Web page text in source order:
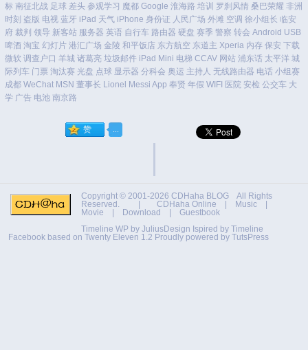
标 南征北战 足球 差头 参观学习 魔都 Google 淮海路 培训 罗刹风情 桑巴荣耀 非洲
时刻 盗版 电视 蓝牙 iPad 天气 iPhone 身份证 人民广场 外滩 空调 徐小组长 临安
府 裁判 领导 新客站 服务器 英语 自行车 路由器 硬盘 赛季 警察 转会 Android USB
啤酒 淘宝 幻灯片 港汇广场 金陵 和平饭店 东方航空 东道主 Xperia 内存 保安 下载
微软 调查户口 羊城 诸葛亮 垃圾邮件 iPad Mini 电梯 CCAV 网站 浦东话 太平洋 城
际列车 门票 淘汰赛 光盘 点球 显示器 分科会 奥运 主持人 无线路由器 电话 小组赛
成都 WeChat MSN 董事长 Lionel Messi App 奉贤 年假 WIFI 医院 安检 公交车 大
学 广告 电池 南京路
Copyright © 2001-2026 CDHaha BLOG All Rights
Reserved. | CDHaha Online | Music |
Movie | Download | Guestbook
Timeline WP by JuliusDesign Ispired by Timeline
Facebook based on Twenty Eleven 1.2 Proudly powered by TutsPress